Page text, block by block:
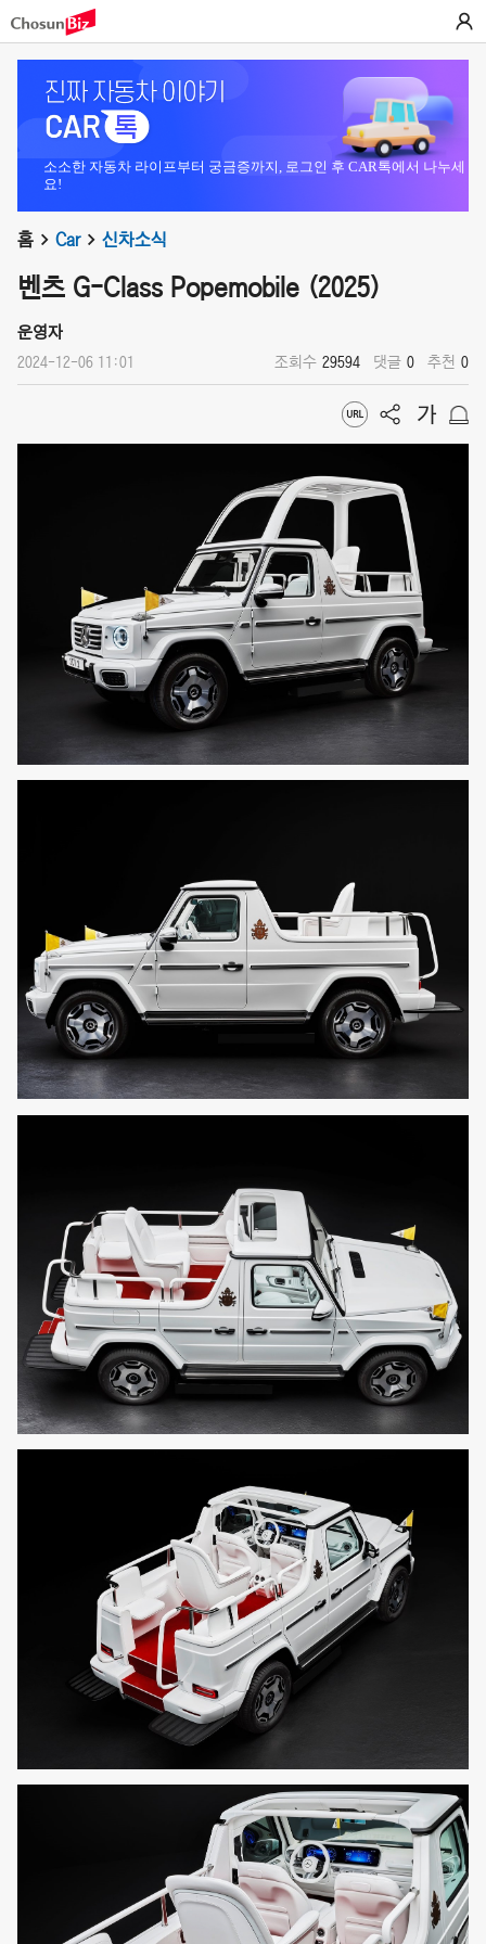
소소한 자동차 라이프부터 궁금증까지, 로그인 후 CAR톡에서 나누세
요!
홈 Car 신차소식
벤츠 G-Class Popemobile (2025)
운영자
2024-12-06 11:01 조회수 29594 댓글 0 추천 0